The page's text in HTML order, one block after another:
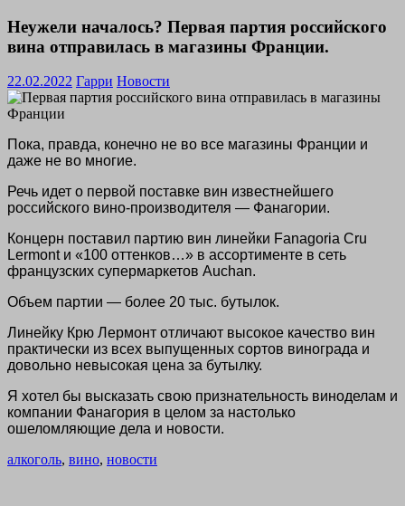
Неужели началось? Первая партия российского
вина отправилась в магазины Франции.
22.02.2022 Гарри Новости
Пока, правда, конечно не во все магазины Франции и
даже не во многие.
Речь идет о первой поставке вин известнейшего
российского вино-производителя — Фанагории.
Концерн поставил партию вин линейки Fanagoria Cru
Lermont и «100 оттенков…» в ассортименте в сеть
французских супермаркетов Auchan.
Объем партии — более 20 тыс. бутылок.
Линейку Крю Лермонт отличают высокое качество вин
практически из всех выпущенных сортов винограда и
довольно невысокая цена за бутылку.
Я хотел бы высказать свою признательность виноделам и
компании Фанагория в целом за настолько
ошеломляющие дела и новости.
алкоголь, вино, новости